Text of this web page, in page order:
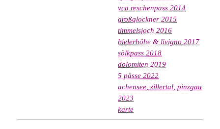
vca reschenpass 2014
großglockner 2015
timmelsjoch 2016
bielerhöhe & livigno 2017
sölkpass 2018
dolomiten 2019
5 pässe 2022
achensee, zillertal, pinzgau
2023
karte